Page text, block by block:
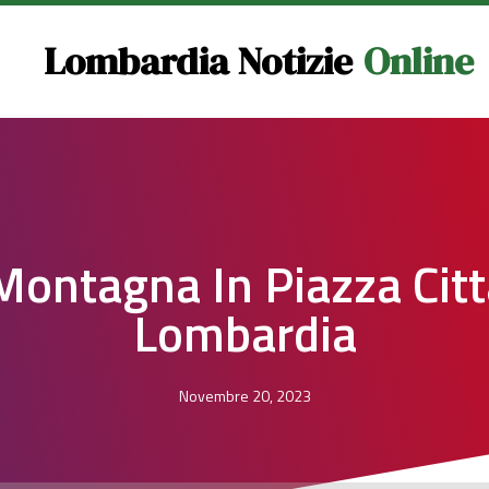
Lombardia Notizie Online
In Piazza
Lombardia
Novembre 20, 2023